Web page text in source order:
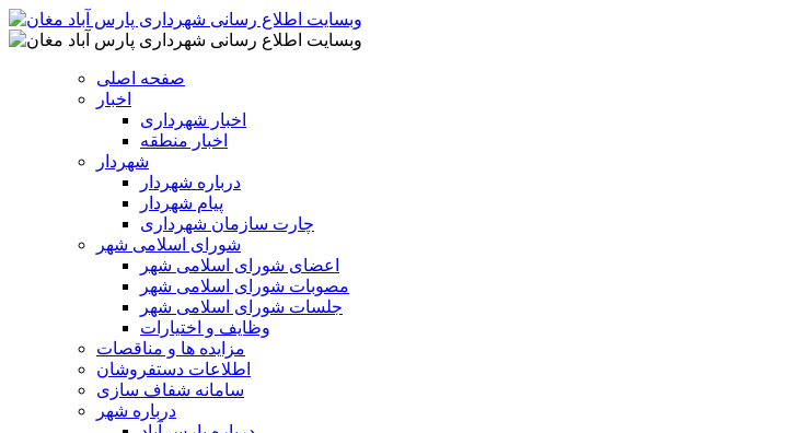
صفحه اصلی
اخبار
اخبار شهرداری
اخبار منطقه
شهردار
درباره شهردار
پیام شهردار
چارت سازمان شهرداری
شورای اسلامی شهر
اعضای شورای اسلامی شهر
مصوبات شورای اسلامی شهر
جلسات شورای اسلامی شهر
وظایف و اختیارات
مزایده ها و مناقصات
اطلاعات دستفروشان
سامانه شفاف سازی
درباره شهر